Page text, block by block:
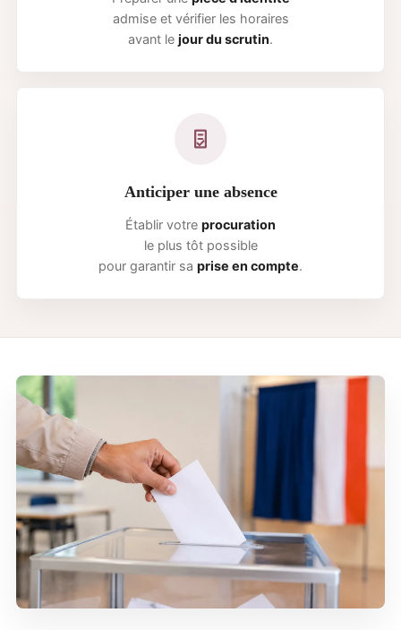
admise et vérifier les horaires
avant le jour du scrutin.
Anticiper une absence
Établir votre procuration
le plus tôt possible
pour garantir sa prise en compte.